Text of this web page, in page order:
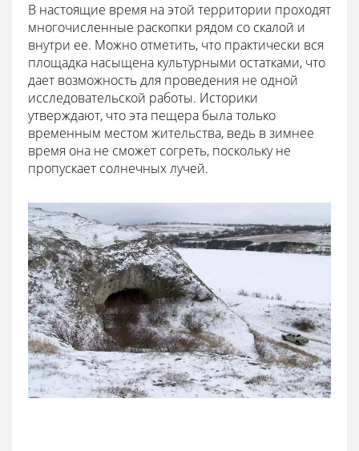
В настоящие время на этой территории проходят
многочисленные раскопки рядом со скалой и
внутри ее. Можно отметить, что практически вся
площадка насыщена культурными остатками, что
дает возможность для проведения не одной
исследовательской работы. Историки
утверждают, что эта пещера была только
временным местом жительства, ведь в зимнее
время она не сможет согреть, поскольку не
пропускает солнечных лучей.